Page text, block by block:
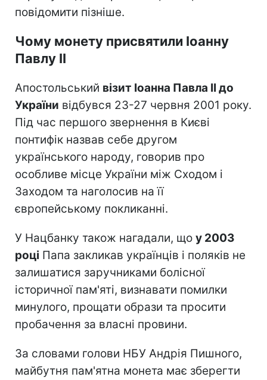
повідомити пізніше.
Чому монету присвятили Іоанну
Павлу II
Апостольський візит Іоанна Павла II до
України відбувся 23-27 червня 2001 року.
Під час першого звернення в Києві
понтифік назвав себе другом
українського народу, говорив про
особливе місце України між Сходом і
Заходом та наголосив на її
європейському покликанні.
У Нацбанку також нагадали, що у 2003
році Папа закликав українців і поляків не
залишатися заручниками болісної
історичної пам'яті, визнавати помилки
минулого, прощати образи та просити
пробачення за власні провини.
За словами голови НБУ Андрія Пишного,
майбутня пам'ятна монета має зберегти